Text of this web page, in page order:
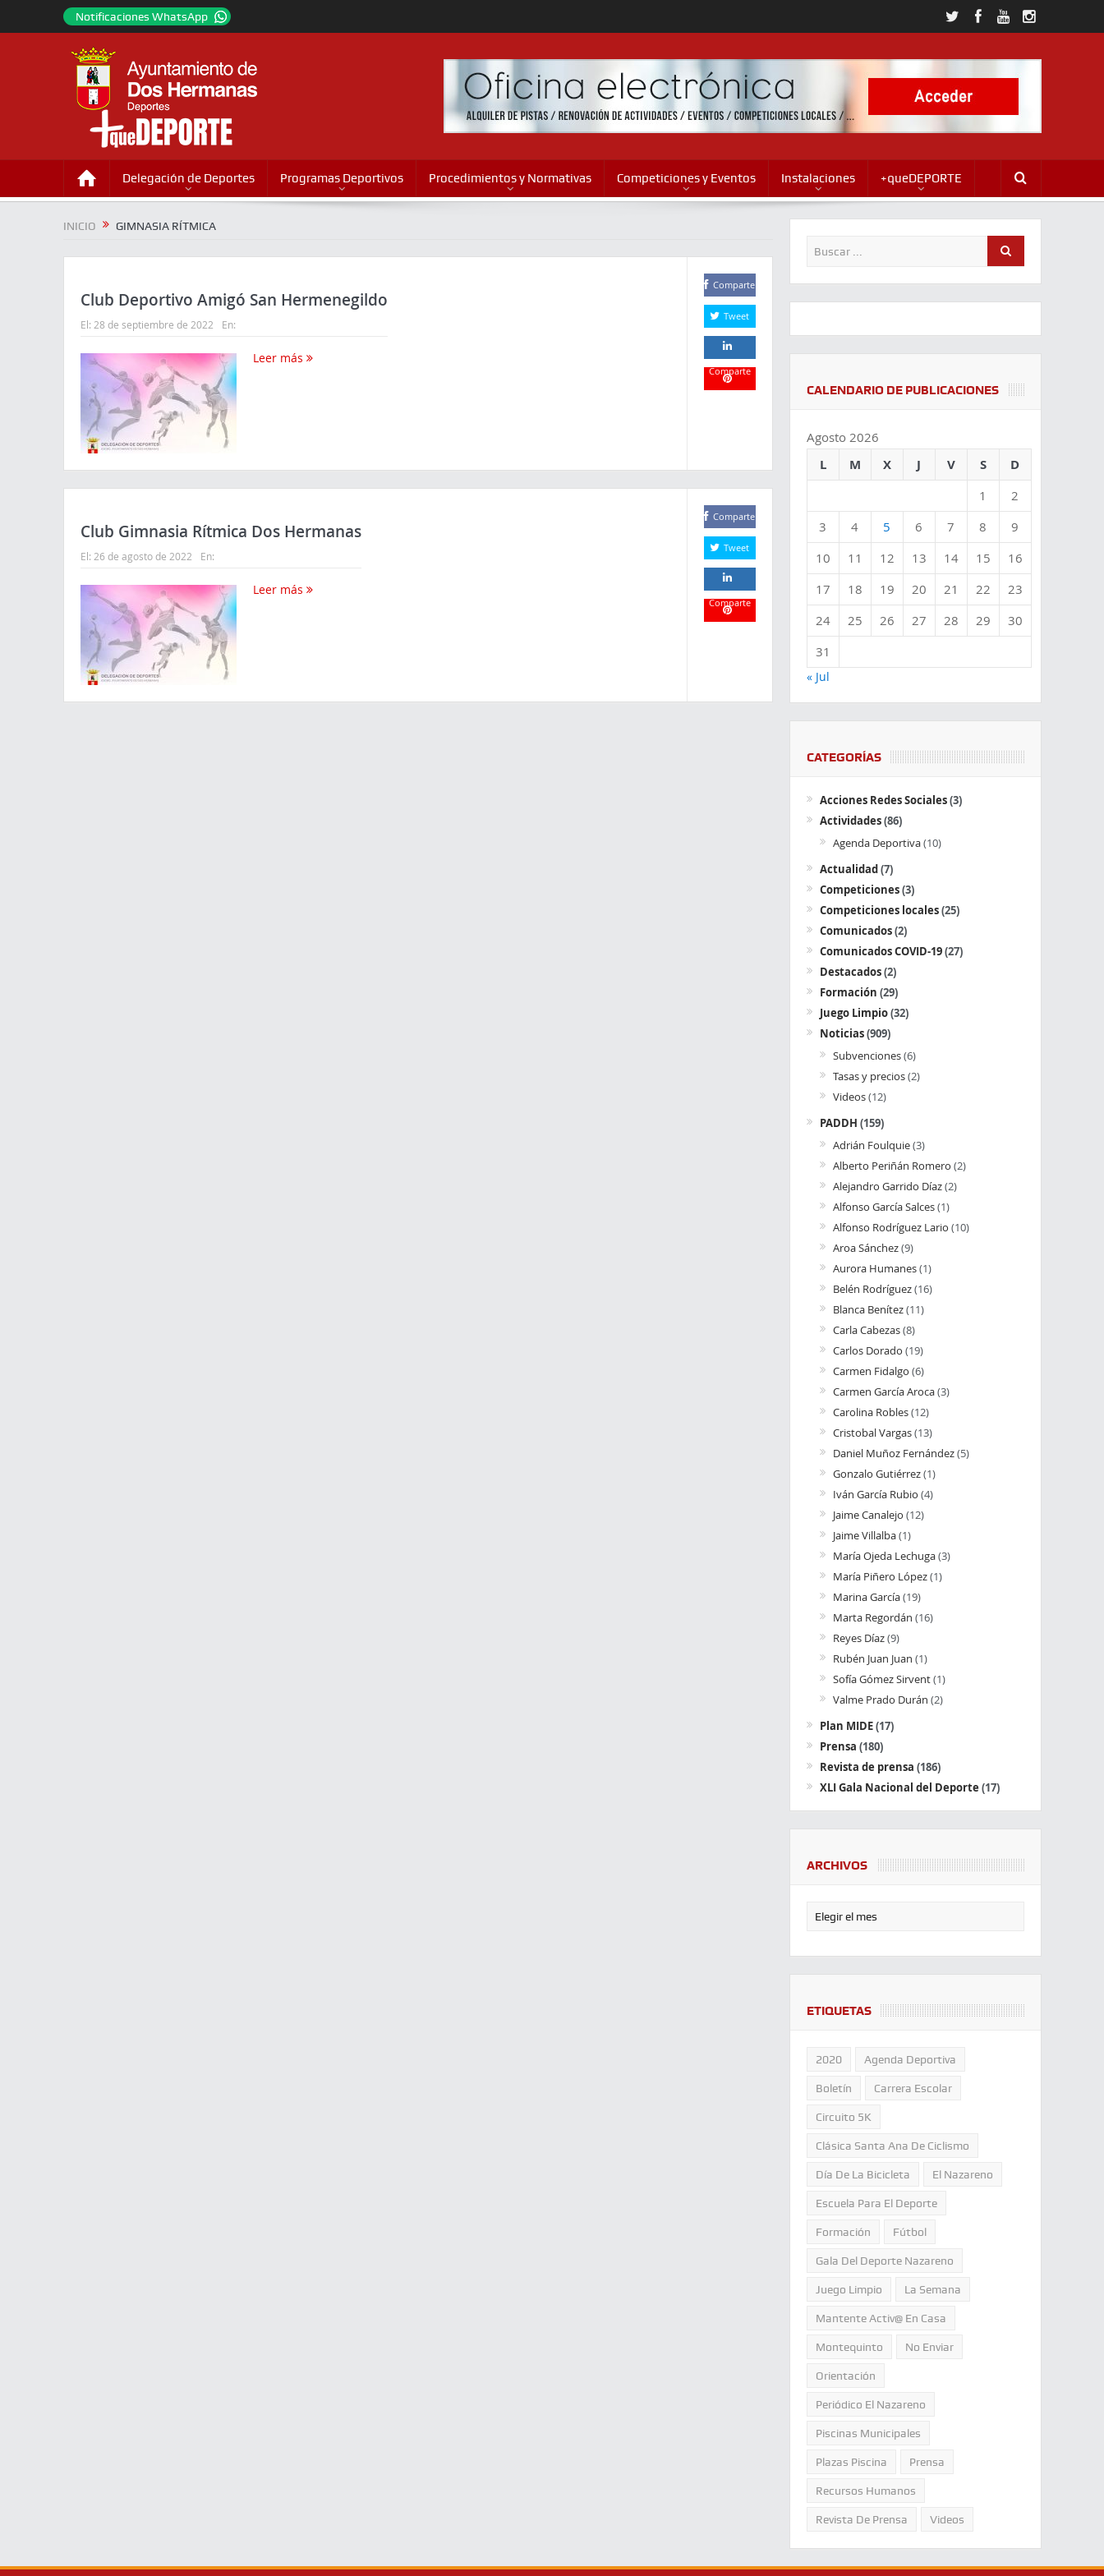
Notificaciones WhatsApp
Delegación de Deportes Programas Deportivos Procedimientos y Normativas Competiciones y Eventos Instalaciones +queDEPORTE
INICIO GIMNASIA RÍTMICA
Club Deportivo Amigó San Hermenegildo
El: 28 de septiembre de 2022 En:
Leer más
Comparte
Tweet
Comparte
Club Gimnasia Rítmica Dos Hermanas
El: 26 de agosto de 2022 En:
Leer más
Comparte
Tweet
Comparte
CALENDARIO DE PUBLICACIONES
Agosto 2026
L M X J V S D
1
2
3
4 5 6 7 8
9
10
11 12 13 14 15
16
17
18 19 20 21 22
23
24
25 26 27 28 29
30
31
« Jul
CATEGORÍAS
Acciones Redes Sociales(3)
Actividades(86)
Agenda Deportiva(10)
Actualidad(7)
Competiciones(3)
Competiciones locales(25)
Comunicados(2)
Comunicados COVID-19(27)
Destacados(2)
Formación (29)
Juego Limpio(32)
Noticias(909)
Subvenciones(6)
Tasas y precios(2)
Videos(12)
PADDH (159)
Adrián Foulquie(3)
Alberto Periñán Romero (2)
Alejandro Garrido Díaz(2)
Alfonso García Salces(1)
Alfonso Rodríguez Lario (10)
Aroa Sánchez(9)
Aurora Humanes(1)
Belén Rodríguez(16)
Blanca Benítez(11)
Carla Cabezas(8)
Carlos Dorado (19)
Carmen Fidalgo (6)
Carmen García Aroca(3)
Carolina Robles(12)
Cristobal Vargas(13)
Daniel Muñoz Fernández(5)
Gonzalo Gutiérrez(1)
Iván García Rubio (4)
Jaime Canalejo (12)
Jaime Villalba(1)
María Ojeda Lechuga(3)
María Piñero López(1)
Marina García(19)
Marta Regordán (16)
Reyes Díaz(9)
Rubén Juan Juan (1)
Sofía Gómez Sirvent(1)
Valme Prado Durán (2)
Plan MIDE(17)
Prensa (180)
Revista de prensa (186)
XLI Gala Nacional del Deporte (17)
ARCHIVOS
ETIQUETAS
2020 Agenda Deportiva
Boletín Carrera Escolar
Circuito 5K
Clásica Santa Ana De Ciclismo
Día De La Bicicleta El Nazareno
Escuela Para El Deporte
Formación Fútbol
Gala Del Deporte Nazareno
Juego Limpio La Semana
Mantente Activ@ En Casa
Montequinto No Enviar
Orientación
Periódico El Nazareno
Piscinas Municipales
Plazas Piscina Prensa
Recursos Humanos
Revista De Prensa Videos